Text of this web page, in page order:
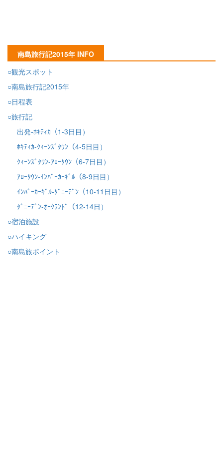
南島旅行記2015年 INFO
○観光スポット
○南島旅行記2015年
○日程表
○旅行記
出発-ﾎｷﾃｨｶ（1-3日目）
ﾎｷﾃｨｶ-ｸｨｰﾝｽﾞﾀｳﾝ（4-5日目）
ｸｨｰﾝｽﾞﾀｳﾝ-ｱﾛｰﾀｳﾝ（6-7日目）
ｱﾛｰﾀｳﾝ-ｲﾝﾊﾞｰｶｰｷﾞﾙ（8-9日目）
ｲﾝﾊﾞｰｶｰｷﾞﾙ-ﾀﾞﾆｰﾃﾞﾝ（10-11日目）
ﾀﾞﾆｰﾃﾞﾝ-ｵｰｸﾗﾝﾄﾞ（12-14日）
○宿泊施設
○ハイキング
○南島旅ポイント